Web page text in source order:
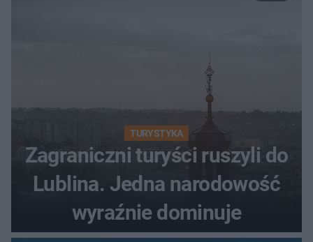
TURYSTYKA
Zagraniczni turyści ruszyli do
Lublina. Jedna narodowość
wyraźnie dominuje